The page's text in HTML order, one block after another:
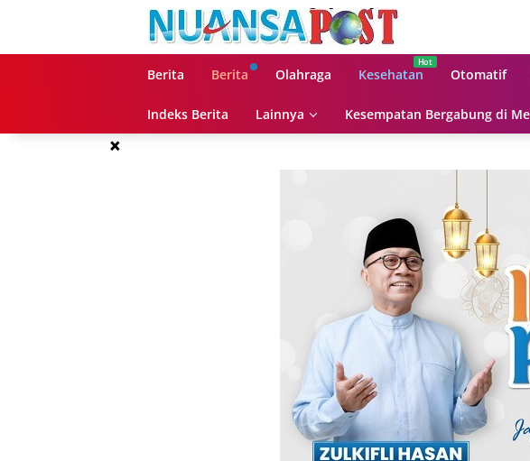
Berita Berita Olahraga Kesehatan Otomatif
Indeks Berita Lainnya Kesempatan Bergabung di
×